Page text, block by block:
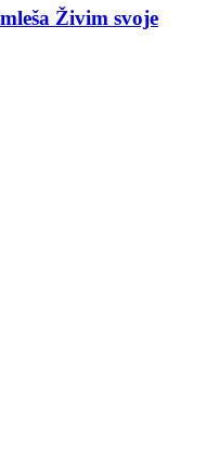
Živim svoje